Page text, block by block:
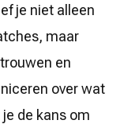
je niet alleen
maar
en
over wat
de kans om